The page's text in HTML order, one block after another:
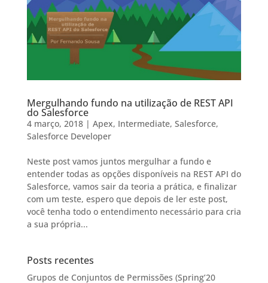
Mergulhando fundo na utilização de REST API
do Salesforce
4 março, 2018| Apex, Intermediate, Salesforce,
Salesforce Developer
Neste post vamos juntos mergulhar a fundo e
entender todas as opções disponíveis na REST API do
Salesforce, vamos sair da teoria a prática, e finalizar
com um teste, espero que depois de ler este post,
você tenha todo o entendimento necessário para cria
a sua própria...
Posts recentes
Grupos de Conjuntos de Permissões (Spring’20